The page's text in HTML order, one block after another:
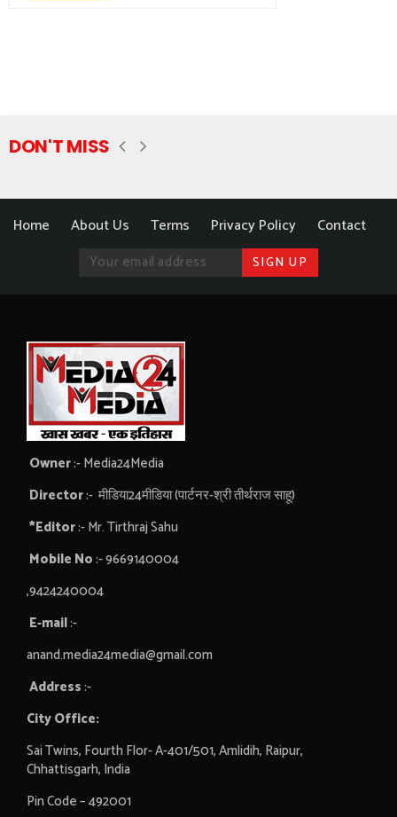
DON'T MISS
Home About Us Terms Privacy Policy Contact
Owner:- Media24Media
Director:- मीडिया24मीडिया (पार्टनर-श्री तीर्थराज साहू)
*Editor:- Mr. Tirthraj Sahu
Mobile No:- 9669140004
,9424240004
E-mail:-
anand.media24media@gmail.com
Address:-
City Office:
Sai Twins, Fourth Flor- A-401/501, Amlidih, Raipur,
Chhattisgarh, India
Pin Code – 492001